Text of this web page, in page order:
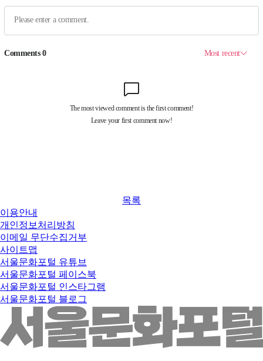
목록
이용안내
개인정보처리방침
이메일 무단수집거부
사이트맵
서울문화포털 유튜브
서울문화포털 페이스북
서울문화포털 인스타그램
서울문화포털 블로그